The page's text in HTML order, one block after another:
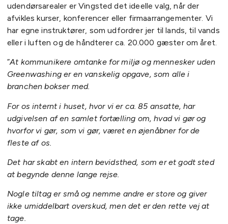
udendørsarealer er Vingsted det ideelle valg, når der
afvikles kurser, konferencer eller firmaarrangementer. Vi
har egne instruktører, som udfordrer jer til lands, til vands
eller i luften og de håndterer ca. 20.000 gæster om året.
”At kommunikere omtanke for miljø og mennesker uden
Greenwashing er en vanskelig opgave, som alle i
branchen bokser med.
For os internt i huset, hvor vi er ca. 85 ansatte, har
udgivelsen af en samlet fortælling om, hvad vi gør og
hvorfor vi gør, som vi gør, været en øjenåbner for de
fleste af os.
Det har skabt en intern bevidsthed, som er et godt sted
at begynde denne lange rejse.
Nogle tiltag er små og nemme andre er store og giver
ikke umiddelbart overskud, men det er den rette vej at
tage.